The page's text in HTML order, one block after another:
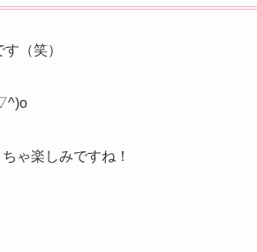
（笑）
ゃ楽しみですね！